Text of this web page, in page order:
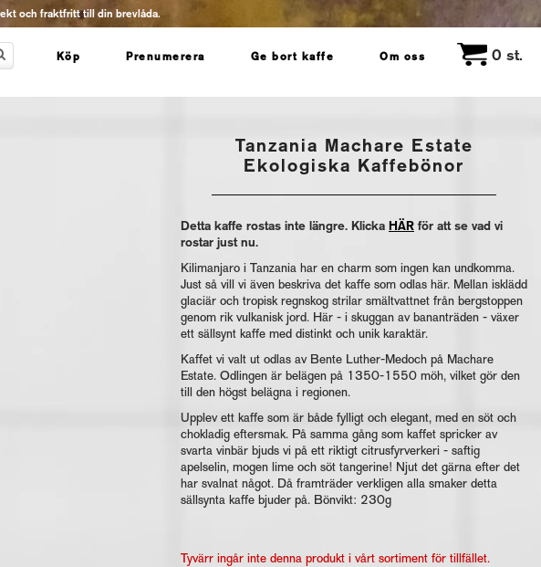
och fraktfritt till din brevlåda.
Köp Prenumerera Ge bort kaffe Om oss 0 st.
Tanzania Machare Estate
Ekologiska Kaffebönor
Detta kaffe rostas inte längre. Klicka HÄRför att se vad vi
rostar just nu.
Kilimanjaro i Tanzania har en charm som ingen kan undkomma.
Just så vill vi även beskriva det kaffe som odlas här. Mellan isklädd
glaciär och tropisk regnskog strilar smältvattnet från bergstoppen
genom rik vulkanisk jord. Här - i skuggan av bananträden - växer
ett sällsynt kaffe med distinkt och unik karaktär.
Kaffet vi valt ut odlas av Bente Luther-Medoch på Machare
Estate. Odlingen är belägen på 1350-1550 möh, vilket gör den
till den högst belägna i regionen.
Upplev ett kaffe som är både fylligt och elegant, med en söt och
chokladig eftersmak. På samma gång som kaffet spricker av
svarta vinbär bjuds vi på ett riktigt citrusfyrverkeri - saftig
apelselin, mogen lime och söt tangerine! Njut det gärna efter det
har svalnat något. Då framträder verkligen alla smaker detta
sällsynta kaffe bjuder på. Bönvikt: 230g
Tyvärr ingår inte denna produkt i vårt sortiment för tillfället.